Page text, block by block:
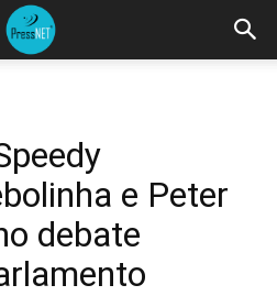
e Peter
debate